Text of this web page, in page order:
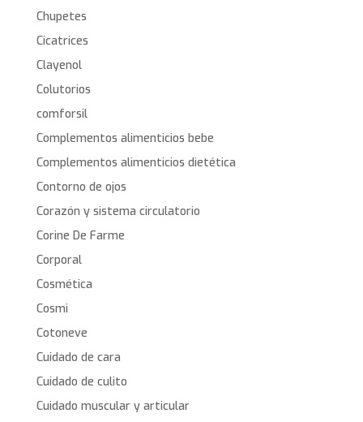
Chupetes
Cicatrices
Clayenol
Colutorios
comforsil
Complementos alimenticios bebe
Complementos alimenticios dietética
Contorno de ojos
Corazón y sistema circulatorio
Corine De Farme
Corporal
Cosmética
Cosmi
Cotoneve
Cuidado de cara
Cuidado de culito
Cuidado muscular y articular